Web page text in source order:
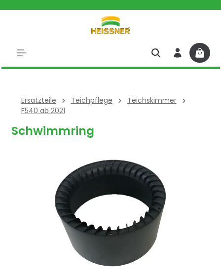
Ersatzteile Teichpflege
Teichskimmer
F540 ab 2021
Schwimmring
Bildergalerie überspringen